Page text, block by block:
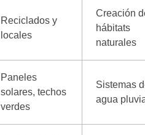
Reciclados y
locales
Creación
hábitats
naturales
Paneles
solares, techos
verdes
Sistemas
agua